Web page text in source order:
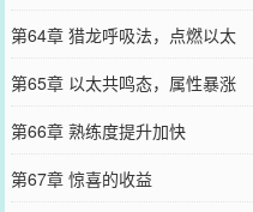
第64章 猎龙呼吸法，点燃以太
第65章 以太共鸣态，属性暴涨
第66章 熟练度提升加快
第67章 惊喜的收益